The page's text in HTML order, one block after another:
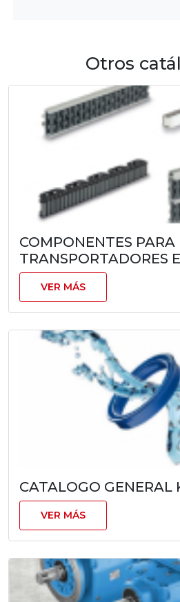
Otros
COMPONENTES PARA
TRANSPORTADORES
VER MÁS
CATALOGO GENERAL
VER MÁS